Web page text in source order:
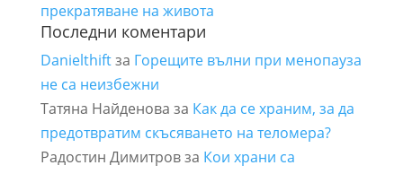
прекратяване на живота
Последни коментари
Danielthiftза Горещите вълни при менопауза
не са неизбежни
Татяна Найденова за Как да се храним, за да
предотвратим скъсяването на теломера?
Радостин Димитровза Кои храни са